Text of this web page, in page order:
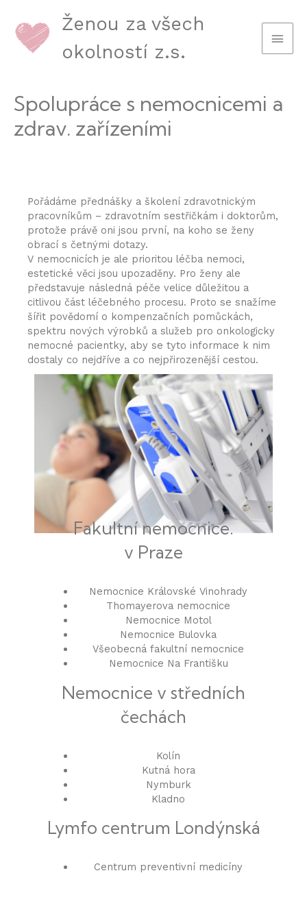
Ženou za všech
okolností z.s.
Spolupráce s nemocnicemi a
zdrav. zařízeními
Pořádáme přednášky a školení zdravotnickým
pracovníkům – zdravotním sestřičkám i doktorům,
protože právě oni jsou první, na koho se ženy
obrací s četnými dotazy.
V nemocnicích je ale prioritou léčba nemoci,
estetické věci jsou upozaděny. Pro ženy ale
představuje následná péče velice důležitou a
citlivou část léčebného procesu. Proto se snažíme
šířit povědomí o kompenzačních pomůckách,
spektru nových výrobků a služeb pro onkologicky
nemocné pacientky, aby se tyto informace k nim
dostaly co nejdříve a co nejpřirozenější cestou.
Fakultní nemocnice.
v Praze
Nemocnice Královské Vinohrady
Thomayerova nemocnice
Nemocnice Motol
Nemocnice Bulovka
Všeobecná fakultní nemocnice
Nemocnice Na Františku
Nemocnice v středních
čechách
Kolín
Kutná hora
Nymburk
Kladno
Lymfo centrum Londýnská
Centrum preventivní medicíny